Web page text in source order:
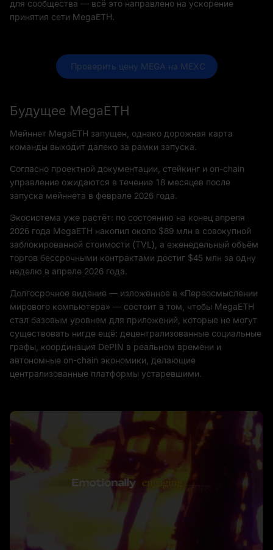
для сообщества — всё это направлено на ускорение
принятия сети MegaETH.
Проверить цену MEGA на MEXC
Будущее MegaETH
Мейннет MegaETH запущен, однако дорожная карта
команды выходит далеко за рамки запуска.
Согласно проектной документации, стейкинг и on-chain
управление ожидаются в течение 18 месяцев после
запуска мейннета в феврале 2026 года.
Экосистема уже растёт: по состоянию на конец апреля
2026 года MegaETH накопил около $89 млн в совокупной
заблокированной стоимости (TVL), а еженедельный объём
торгов бессрочными контрактами достиг $45 млн за одну
неделю в апреле 2026 года.
Долгосрочное видение — изложенное в «Переосмыслении
мирового компьютера» — состоит в том, чтобы MegaETH
стал базовым уровнем для приложений, которые не могут
существовать нигде ещё: децентрализованные социальные
графы, координация DePIN в реальном времени и
автономные on-chain экономики, делающие
централизованные платформы устаревшими.